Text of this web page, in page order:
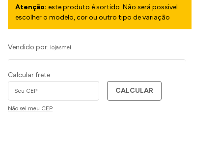
Atenção: este produto é sortido. Não será possivel
escolher o modelo, cor ou outro tipo de variação
Vendido por: lojasmel
Calcular frete
CALCULAR
Não sei meu CEP